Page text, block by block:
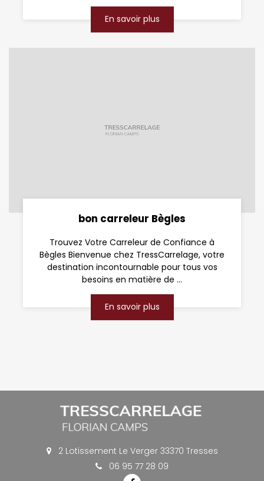
En savoir plus
bon carreleur Bègles
Trouvez Votre Carreleur de Confiance à
Bègles Bienvenue chez TressCarrelage, votre
destination incontournable pour tous vos
besoins en matière de ...
En savoir plus
2 Lotissement Le Verger 33370 Tresses
06 95 77 28 09